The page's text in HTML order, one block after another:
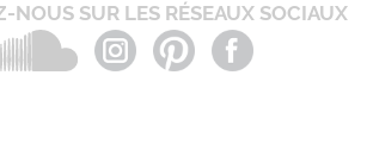
NOUS SUR LES RÉSEAUX SOCIAUX